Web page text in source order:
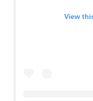
View